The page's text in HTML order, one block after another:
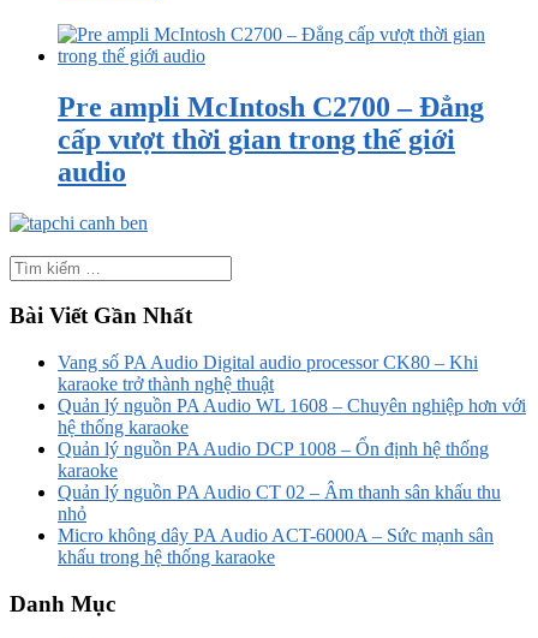
Pre ampli McIntosh C2700 – Đẳng
cấp vượt thời gian trong thế giới
audio
Bài Viết Gần Nhất
Vang số PA Audio Digital audio processor CK80 – Khi
karaoke trở thành nghệ thuật
Quản lý nguồn PA Audio WL 1608 – Chuyên nghiệp hơn với
hệ thống karaoke
Quản lý nguồn PA Audio DCP 1008 – Ổn định hệ thống
karaoke
Quản lý nguồn PA Audio CT 02 – Âm thanh sân khấu thu
nhỏ
Micro không dây PA Audio ACT-6000A – Sức mạnh sân
khấu trong hệ thống karaoke
Danh Mục